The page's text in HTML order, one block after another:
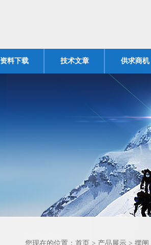
资料下载 技术文章 供求商机
您现在的位置： 首页 > 产品展示 > 摆闸